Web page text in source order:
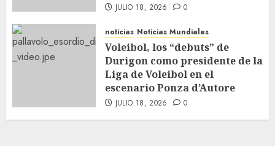
JULIO 18, 2026 0
noticias Noticias Mundiales
Voleibol, los “debuts” de
Durigon como presidente de la
Liga de Voleibol en el
escenario Ponza d’Autore
JULIO 18, 2026 0